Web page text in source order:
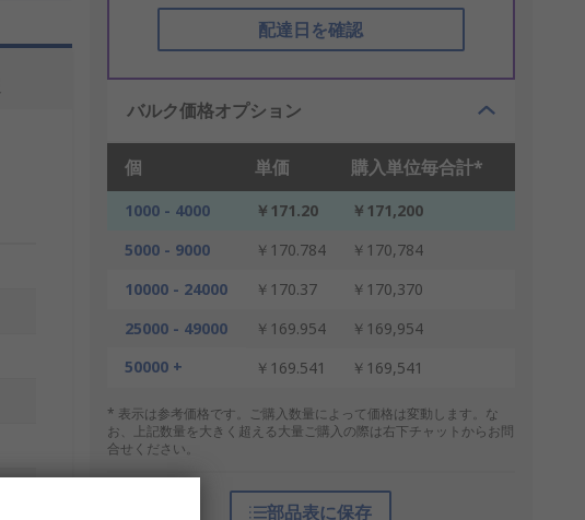
配達日を確認
バルク価格オプション
個 単価 購入単位毎合計*
1000 - 4000 ￥171.20
￥171,200
5000 - 9000
￥170.784
￥170,784
10000 - 24000
￥170.37
￥170,370
25000 - 49000
￥169.954
￥169,954
50000 +
￥169.541 ￥169,541
* 表示は参考価格です。ご購入数量によって価格は変動します。な
お、上記数量を大きく超える大量ご購入の際は右下チャットからお問
合せください。
部品表に保存